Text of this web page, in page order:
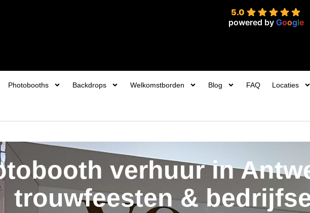
5.0
powered by Google
Photobooths Backdrops Welkomstborden Blog FAQ Locaties
verhuur in
trouwfeesten &